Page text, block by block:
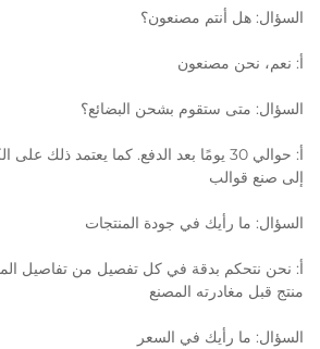
السؤال: هل أنتم مصنعون؟
أ: نعم، نحن مصنعون
السؤال: متى ستقوم بشحن البضائع؟
أ: حوالي 30 يومًا بعد الدفع. كما يعتمد ذلك
إلى صنع قوالب
السؤال: ما رأيك في جودة المنتجات
أ: نحن نتحكم بدقة في كل تفصيل من تفاصيل
منتج قبل مغادرته المصنع
السؤال: ما رأيك في السعر